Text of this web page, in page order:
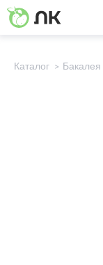
Каталог Бакалея